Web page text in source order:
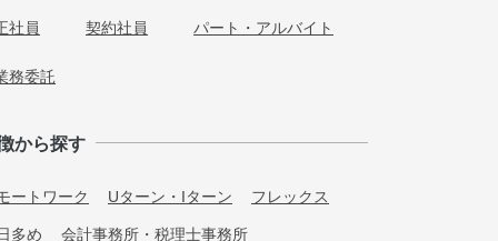
社員 契約社員 パート・アルバイト
務委託
から探す
ートワーク Uターン・Iターン フレックス
多め 会計事務所・税理士事務所